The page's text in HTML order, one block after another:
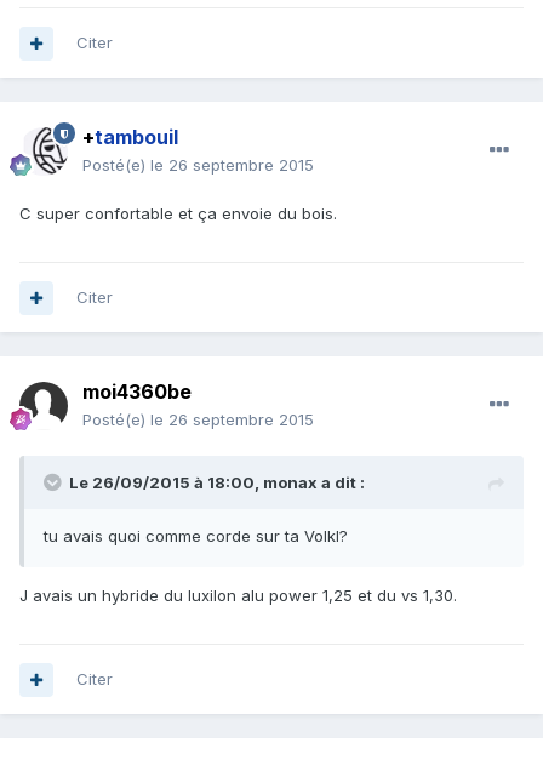
Citer
+tambouil
Posté(e) le 26 septembre 2015
C super confortable et ça envoie du bois.
Citer
moi4360be
Posté(e) le 26 septembre 2015
Le 26/09/2015 à 18:00, monax a dit :
tu avais quoi comme corde sur ta Volkl?
J avais un hybride du luxilon alu power 1,25 et du vs 1,30.
Citer